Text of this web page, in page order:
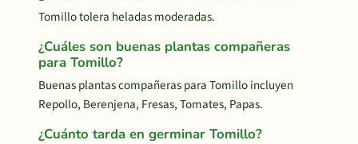
Tomillo tolera heladas moderadas.
¿Cuáles son buenas plantas compañeras
para Tomillo?
Buenas plantas compañeras para Tomillo incluyen
Repollo, Berenjena, Fresas, Tomates, Papas.
¿Cuánto tarda en germinar Tomillo?